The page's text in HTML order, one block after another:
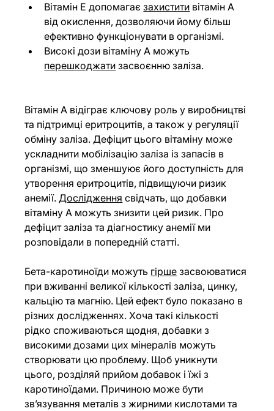
Вітамін Е допомагає захистити вітамін А
від окислення, дозволяючи йому більш
ефективно функціонувати в організмі.
Високі дози вітаміну А можуть
перешкоджати засвоєнню заліза.
Вітамін А відіграє ключову роль у виробництві
та підтримці еритроцитів, а також у регуляції
обміну заліза. Дефіцит цього вітаміну може
ускладнити мобілізацію заліза із запасів в
організмі, що зменшуює його доступність для
утворення еритроцитів, підвищуючи ризик
анемії. Дослідження свідчать, що добавки
вітаміну А можуть знизити цей ризик. Про
дефіцит заліза та діагностику анемії ми
розповідали в попередній статті.
Бета-каротиноїди можуть гірше засвоюватися
при вживанні великої кількості заліза, цинку,
кальцію та магнію. Цей ефект було показано в
різних дослідженнях. Хоча такі кількості
рідко споживаються щодня, добавки з
високими дозами цих мінералів можуть
створювати цю проблему. Щоб уникнути
цього, розділяй прийом добавок і їжі з
каротиноїдами. Причиною може бути
зв’язування металів з жирними кислотами та